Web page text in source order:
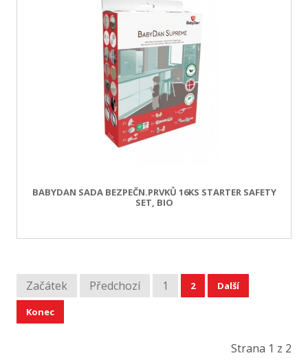
BABYDAN SADA BEZPEČN.PRVKŮ 16KS STARTER SAFETY
SET, BIO
Začátek Předchozí 1 2 Další
Konec
Strana 1 z 2